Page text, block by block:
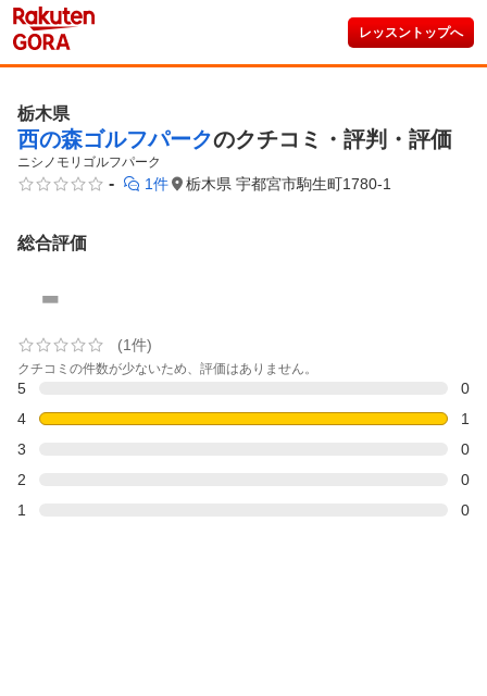
レッスントップへ
栃木県
西の森ゴルフパークのクチコミ・評判・評価
ニシノモリゴルフパーク
- 1件 栃木県 宇都宮市駒生町1780-1
総合評価
-
(1件)
クチコミの件数が少ないため、評価はありません。
5
0
4
1
3
0
2
0
1
0